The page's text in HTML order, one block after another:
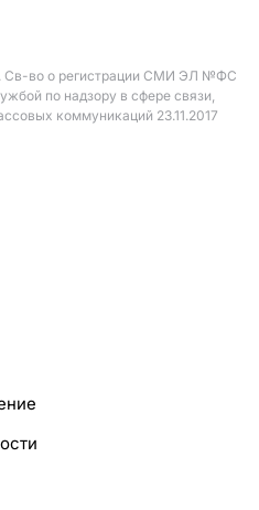
Св-во о регистрации СМИ ЭЛ №ФС
по надзору в сфере связи,
коммуникаций 23.11.2017